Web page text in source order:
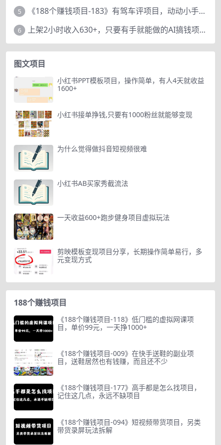
5 《188个赚钱项目-183》有驾车评项目，动动小手，复制粘贴赚44元！
6 上架2小时收入630+，只要有手就能做的AI搞钱项目，奶奶看完都能学会!
图文项目
小红书PPT模板项目，操作简单，有人4天就收益
1600+
小红书接单挣钱,只要有1000粉丝就能够变现
为什么觉得做抖音短视频很难
小红书AB买家秀截流法
一天收益600+跑步健身项目虚拟玩法
剪映模板变现项目分享，长期操作简单易行，多
元变现方式
188个赚钱项目
《188个赚钱项目-118》低门槛的虚拟网课项
目，单价99元，一天挣1000+
《188个赚钱项目-009》在快手送鞋的副业项
目，送鞋居然也有钱赚，而且还不少
《188个赚钱项目-177》高手都是怎么找项目，
记住这几点，永远不缺项目
《188个赚钱项目-094》短视频带货项目，另类
带货录屏玩法拆解